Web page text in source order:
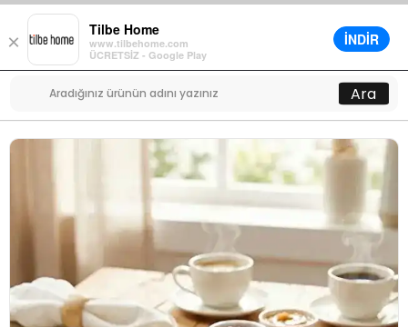
×
Tilbe Home
www.tilbehome.com
ÜCRETSİZ - Google Play
İNDİR
Menü
0
Ara